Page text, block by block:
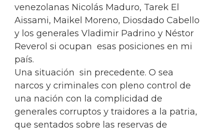
venezolanas Nicolás Maduro, Tarek El
Aissami, Maikel Moreno, Diosdado Cabello
y los generales Vladimir Padrino y Néstor
Reverol si ocupan esas posiciones en mi
país.
Una situación sin precedente. O sea
narcos y criminales con pleno control de
una nación con la complicidad de
generales corruptos y traidores a la patria,
que sentados sobre las reservas de